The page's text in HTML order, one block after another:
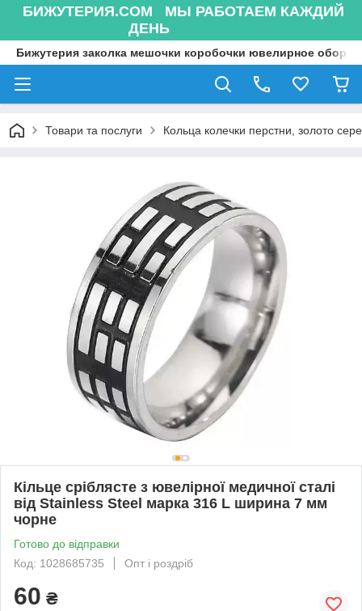
БИЖУТЕРИЯ.COM МЫ РАБОТАЕМ КАЖДИЙ
ДЕНЬ
Бижутерия заколка мешочки коробочки ювелирное
Товари та послуги Кольца колечки перстни, золото
Кільце сріблясте з ювелірної медичної сталі
від Stainless Steel марка 316 L ширина 7 мм
чорне
Готово до відправки
Код: 1028685735
Опт і роздріб
60 ₴